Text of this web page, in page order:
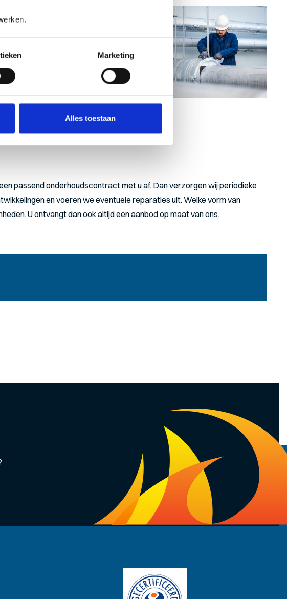
Marketing
Alles toestaan
passend onderhoudscontract met u af. Dan verzorgen wij periodieke
en voeren we eventuele reparaties uit. Welke vorm van
U ontvangt dan ook altijd een aanbod op maat van ons.